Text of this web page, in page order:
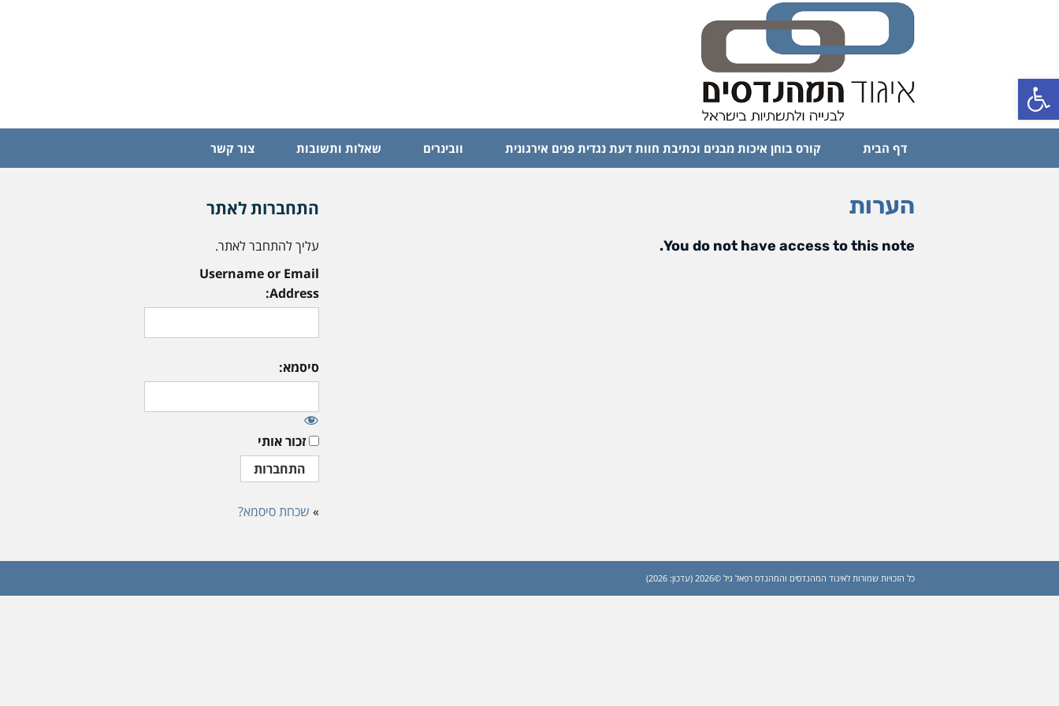
פתח סרגל נגישות
דף הבית קורס בוחן איכות מבנים וכתיבת חוות דעת נגדית פנים אירגונית וובינרים שאלות ותשובות צור קשר
הערות
You do not have access to this note.
התחברות לאתר
עליך להתחבר לאתר.
Username or Email
Address:
סיסמא:
זכור אותי
» שכחת סיסמא?
כל הזכויות שמורות לאיגוד המהנדסים והמהנדס רפאל גיל ©2026 (עדכון: 2026)